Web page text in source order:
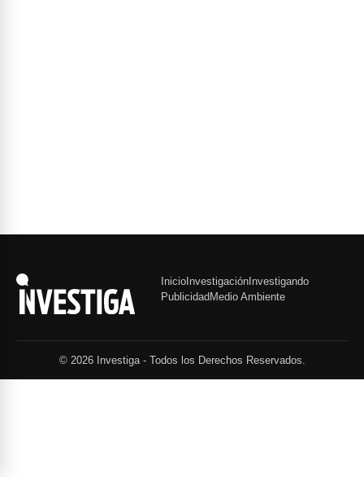
InicioInvestigaciónInvestigando
PublicidadMedio Ambiente
© 2026 Investiga - Todos los Derechos Reservados.